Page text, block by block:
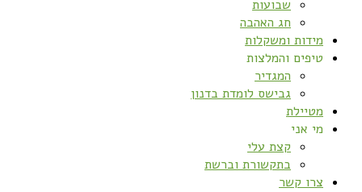
שבועות
חג האהבה
מידות ומשקלות
טיפים והמלצות
המגדיר
גבישס לומדת בדנון
מטיילת
מי אני
קצת עלי
בתקשורת וברשת
צרו קשר